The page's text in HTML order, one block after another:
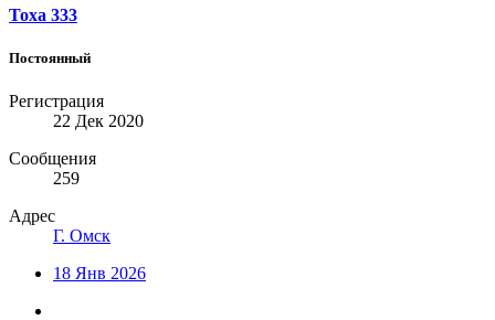
Тоха 333
Постоянный
Регистрация
22 Дек 2020
Сообщения
259
Адрес
Г. Омск
18 Янв 2026